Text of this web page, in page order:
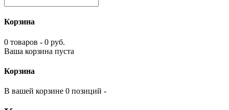
Корзина
0 товаров - 0 руб.
Ваша корзина пуста
Корзина
В вашей корзине 0 позиций -